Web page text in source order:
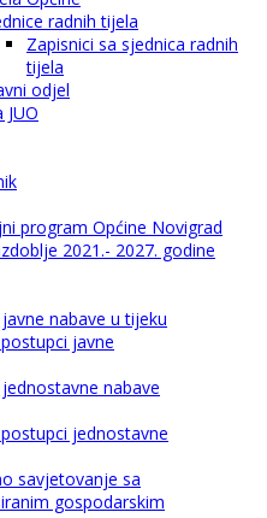
radnih tijela
Zapisnici sa sjednica radnih
tijela
odjel
JUO
program Općine Novigrad
2021.- 2027. godine
nabave u tijeku
javne
nabave
jednostavne
savjetovanje sa
gospodarskim